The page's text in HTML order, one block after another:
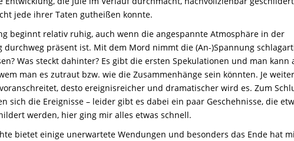
jede ihrer Taten gutheißen konnte.
beginnt relativ ruhig, auch wenn die angespannte Atmosphäre in der
durchweg präsent ist. Mit dem Mord nimmt die (An-)Spannung
Was steckt dahinter? Es gibt die ersten Spekulationen und man kann
man es zutraut bzw. wie die Zusammenhänge sein könnten. Je
desto ereignisreicher und dramatischer wird es. Zum
sich die Ereignisse – leider gibt es dabei ein paar Geschehnisse, die
werden, hier ging mir alles etwas schnell.
bietet einige unerwartete Wendungen und besonders das Ende hat